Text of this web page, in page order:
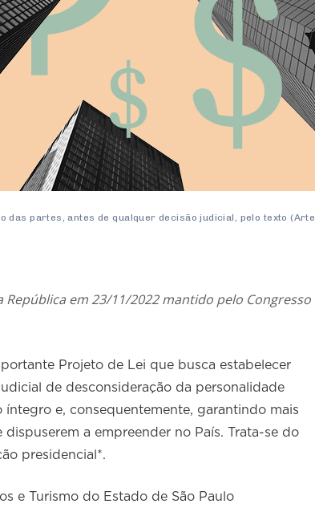
das partes, antes de qualquer decisão judicial, pelo texto
em 23/11/2022 mantido pelo Congresso
Projeto de Lei que busca estabelecer
de desconsideração da personalidade
e, consequentemente, garantindo mais
a empreender no País. Trata-se do
presidencial*.
e Turismo do Estado de São Paulo